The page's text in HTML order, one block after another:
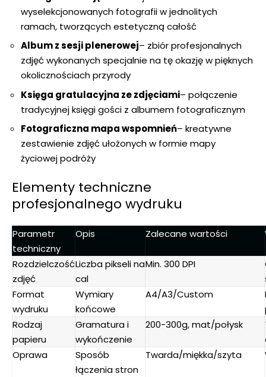
wyselekcjonowanych fotografii w jednolitych
ramach, tworzących estetyczną całość
Album z sesji plenerowej– zbiór profesjonalnych
zdjęć wykonanych specjalnie na tę okazję w pięknych
okolicznościach przyrody
Księga gratulacyjna ze zdjęciami– połączenie
tradycyjnej księgi gości z albumem fotograficznym
Fotograficzna mapa wspomnień– kreatywne
zestawienie zdjęć ułożonych w formie mapy
życiowej podróży
Elementy techniczne
profesjonalnego wydruku
Parametr
techniczny
Opis Zalecane wartości
Rozdzielczość
zdjęć
Liczba pikseli na
cal
Min. 300 DPI
Format
wydruku
Wymiary
końcowe
A4/A3/Custom
Rodzaj
papieru
Gramatura i
wykończenie
200-300g, mat/połysk
Oprawa
Sposób
łączenia stron
Twarda/miękka/szyta